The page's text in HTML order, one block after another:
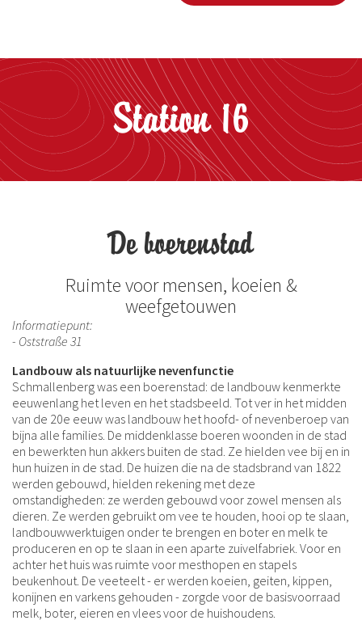
Station 16
De boerenstad
Ruimte voor mensen, koeien &
weefgetouwen
Informatiepunt:
- Oststraße 31
Landbouw als natuurlijke nevenfunctie
Schmallenberg was een boerenstad: de landbouw kenmerkte
eeuwenlang het leven en het stadsbeeld. Tot ver in het midden
van de 20e eeuw was landbouw het hoofd- of nevenberoep van
bijna alle families. De middenklasse boeren woonden in de stad
en bewerkten hun akkers buiten de stad. Ze hielden vee bij en in
hun huizen in de stad. De huizen die na de stadsbrand van 1822
werden gebouwd, hielden rekening met deze
omstandigheden: ze werden gebouwd voor zowel mensen als
dieren. Ze werden gebruikt om vee te houden, hooi op te slaan,
landbouwwerktuigen onder te brengen en boter en melk te
produceren en op te slaan in een aparte zuivelfabriek. Voor en
achter het huis was ruimte voor mesthopen en stapels
beukenhout. De veeteelt - er werden koeien, geiten, kippen,
konijnen en varkens gehouden - zorgde voor de basisvoorraad
melk, boter, eieren en vlees voor de huishoudens.